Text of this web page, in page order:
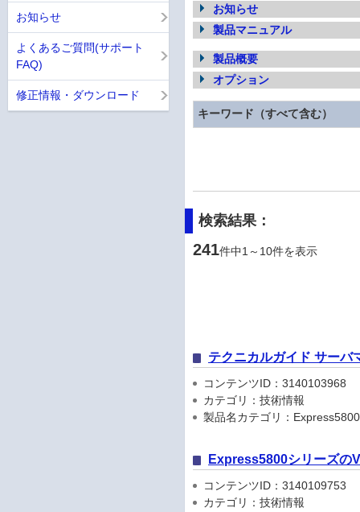
お知らせ
製品マニュアル
製品概要
オプション
キーワード（すべて含む）
検索結果：
241件中1～10件を表示
テクニカルガイド サーバ
コンテンツID：3140103968
カテゴリ：技術情報
製品名カテゴリ：
Express5800シリーズの
コンテンツID：3140109753
カテゴリ：技術情報
お知らせ
よくあるご質問(サポート
FAQ)
修正情報・ダウンロード